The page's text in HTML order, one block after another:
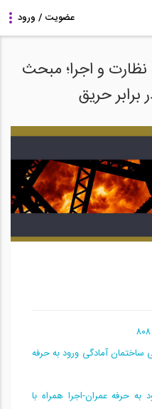
نظارت و اجرا؛ مبحث
آمادگی ورود به حرفه
حرفه عمران-اجرا همراه با